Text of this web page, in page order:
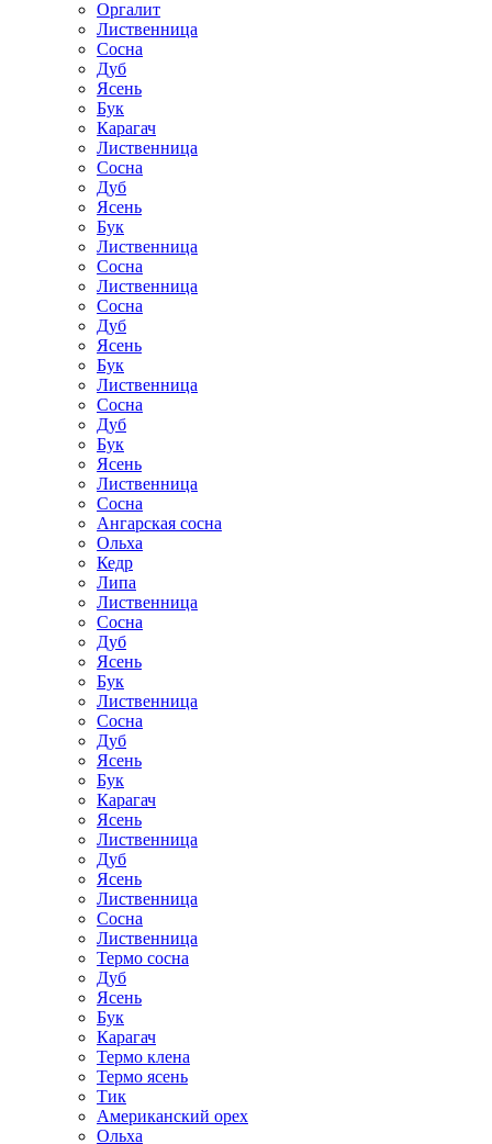
Оргалит
Лиственница
Сосна
Дуб
Ясень
Бук
Карагач
Лиственница
Сосна
Дуб
Ясень
Бук
Лиственница
Сосна
Лиственница
Сосна
Дуб
Ясень
Бук
Лиственница
Сосна
Дуб
Бук
Ясень
Лиственница
Сосна
Ангарская сосна
Ольха
Кедр
Липа
Лиственница
Сосна
Дуб
Ясень
Бук
Лиственница
Сосна
Дуб
Ясень
Бук
Карагач
Ясень
Лиственница
Дуб
Ясень
Лиственница
Сосна
Лиственница
Термо сосна
Дуб
Ясень
Бук
Карагач
Термо клена
Термо ясень
Тик
Американский орех
Ольха